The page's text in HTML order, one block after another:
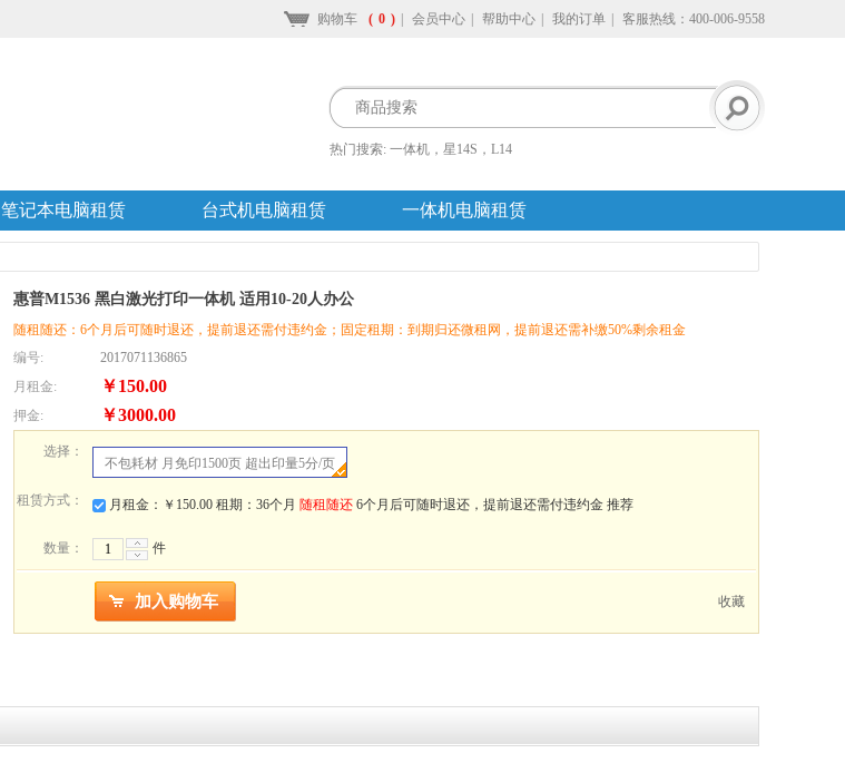
购物车 ( 0 ) 会员中心 帮助中心 我的订单 客服热线：400-006-9558
热门搜索: 一体机，星14S，L14
笔记本电脑租赁 台式机电脑租赁 一体机电脑租赁
惠普M1536 黑白激光打印一体机 适用10-20人办公
随租随还：6个月后可随时退还，提前退还需付违约金；固定租期：到期归还微租网，提前退还需补缴50%剩余租金
编号:
2017071136865
月租金:
￥150.00
押金: ￥3000.00
选择：
不包耗材 月免印1500页 超出印量5分/页
租赁方式： 月租金：￥150.00 租期：36个月 随租随还 6个月后可随时退还，提前退还需付违约金 推荐
数量： 件
收藏